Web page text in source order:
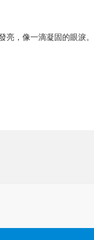
，像一滴凝固的眼淚。